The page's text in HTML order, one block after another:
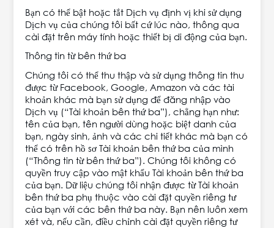
Bạn có thể bật hoặc tắt Dịch vụ định vị khi sử dụng
Dịch vụ của chúng tôi bất cứ lúc nào, thông qua
cài đặt trên máy tính hoặc thiết bị di động của bạn.
Thông tin từ bên thứ ba
Chúng tôi có thể thu thập và sử dụng thông tin thu
được từ Facebook, Google, Amazon và các tài
khoản khác mà bạn sử dụng để đăng nhập vào
Dịch vụ (“Tài khoản bên thứ ba”), chẳng hạn như:
tên của bạn, tên người dùng hoặc biệt danh của
bạn, ngày sinh, ảnh và các chi tiết khác mà bạn có
thể có trên hồ sơ Tài khoản bên thứ ba của mình
(“Thông tin từ bên thứ ba”). Chúng tôi không có
quyền truy cập vào mật khẩu Tài khoản bên thứ ba
của bạn. Dữ liệu chúng tôi nhận được từ Tài khoản
bên thứ ba phụ thuộc vào cài đặt quyền riêng tư
của bạn với các bên thứ ba này. Bạn nên luôn xem
xét và, nếu cần, điều chỉnh cài đặt quyền riêng tư